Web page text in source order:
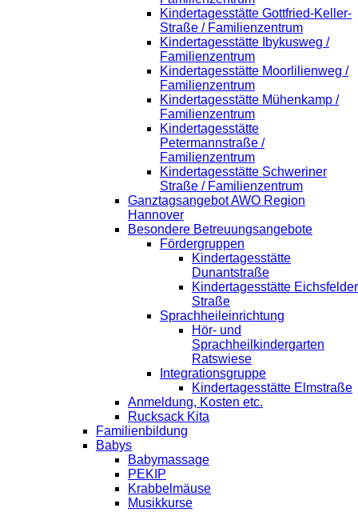
Kindertagesstätte Gottfried-Keller-
Straße / Familienzentrum
Kindertagesstätte Ibykusweg /
Familienzentrum
Kindertagesstätte Moorlilienweg /
Familienzentrum
Kindertagesstätte Mühenkamp /
Familienzentrum
Kindertagesstätte
Petermannstraße /
Familienzentrum
Kindertagesstätte Schweriner
Straße / Familienzentrum
Ganztagsangebot AWO Region
Hannover
Besondere Betreuungsangebote
Fördergruppen
Kindertagesstätte
Dunantstraße
Kindertagesstätte Eichsfelder
Straße
Sprachheileinrichtung
Hör- und
Sprachheilkindergarten
Ratswiese
Integrationsgruppe
Kindertagesstätte Elmstraße
Anmeldung, Kosten etc.
Rucksack Kita
Familienbildung
Babys
Babymassage
PEKIP
Krabbelmäuse
Musikkurse